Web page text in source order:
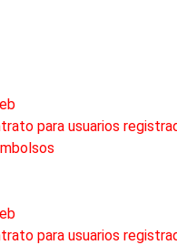
para usuarios
para usuarios